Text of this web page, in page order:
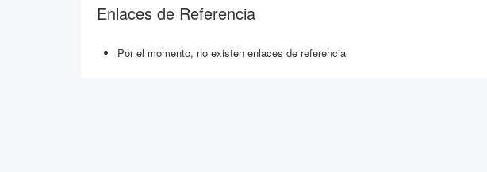
Enlaces de Referencia
Por el momento, no existen enlaces de referencia